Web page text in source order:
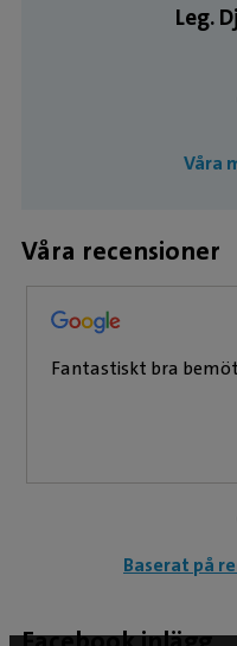
Leg.
Våra
Våra recensioner
Fantastiskt bra
Baserat på